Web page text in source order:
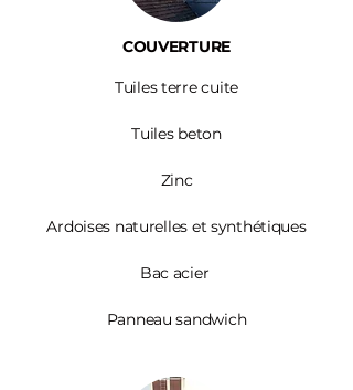
COUVERTURE
Tuiles terre cuite
Tuiles beton
Zinc​
Ardoises naturelles et synthétiques
Bac acier
Panneau sandwich